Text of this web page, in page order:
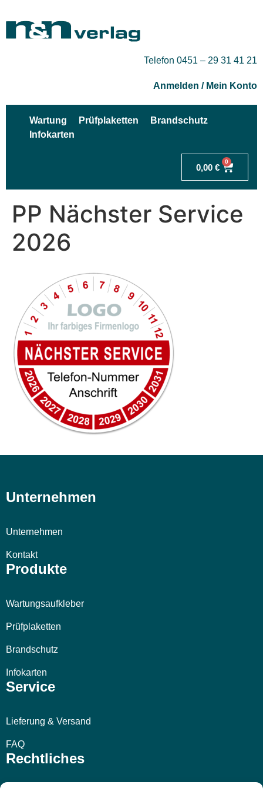
Telefon 0451 – 29 31 41 21
Anmelden / Mein Konto
Wartung Prüfplaketten
Brandschutz
Infokarten
0,00 €
0
PP Nächster Service
2026
Unternehmen
Unternehmen
Kontakt
Produkte
Wartungsaufkleber
Prüfplaketten
Brandschutz
Infokarten
Service
Lieferung & Versand
FAQ
Rechtliches